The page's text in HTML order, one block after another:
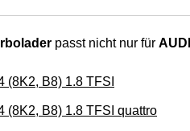
passt nicht nur für
(8K2, B8) 1.8 TFSI
(8K2, B8) 1.8 TFSI quattro